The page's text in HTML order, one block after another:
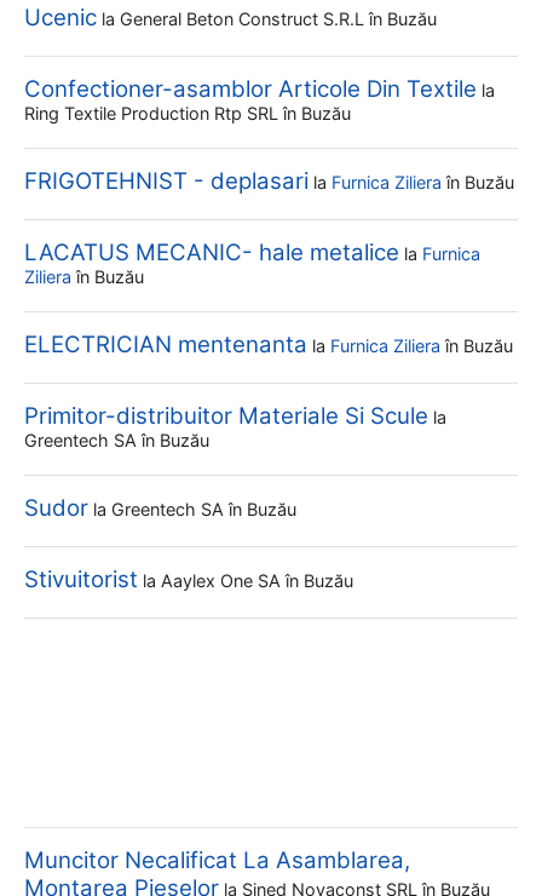
Ucenic la General Beton Construct S.r.l în Buzău
Confectioner-asamblor Articole Din Textile la
Ring Textile Production Rtp SRL în Buzău
FRIGOTEHNIST - deplasari la Furnica Ziliera în Buzău
LACATUS MECANIC- hale metalice la Furnica
Ziliera în Buzău
ELECTRICIAN mentenanta la Furnica Ziliera în Buzău
Primitor-distribuitor Materiale Si Scule la
Greentech SA în Buzău
Sudor la Greentech SA în Buzău
Stivuitorist la Aaylex One SA în Buzău
Muncitor Necalificat La Asamblarea,
Montarea Pieselor la Sined Novaconst SRL în Buzău